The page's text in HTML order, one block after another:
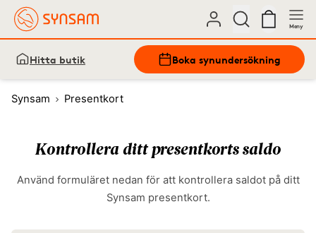
Meny
Hitta butik Boka synundersökning
Synsam Presentkort
Kontrollera ditt presentkorts saldo
Använd formuläret nedan för att kontrollera saldot på ditt
Synsam presentkort.